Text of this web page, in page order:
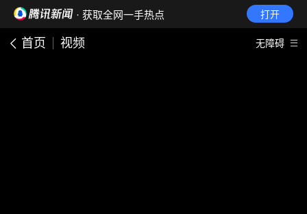
· 获取全网一手热点 打开
首页 视频 无障碍